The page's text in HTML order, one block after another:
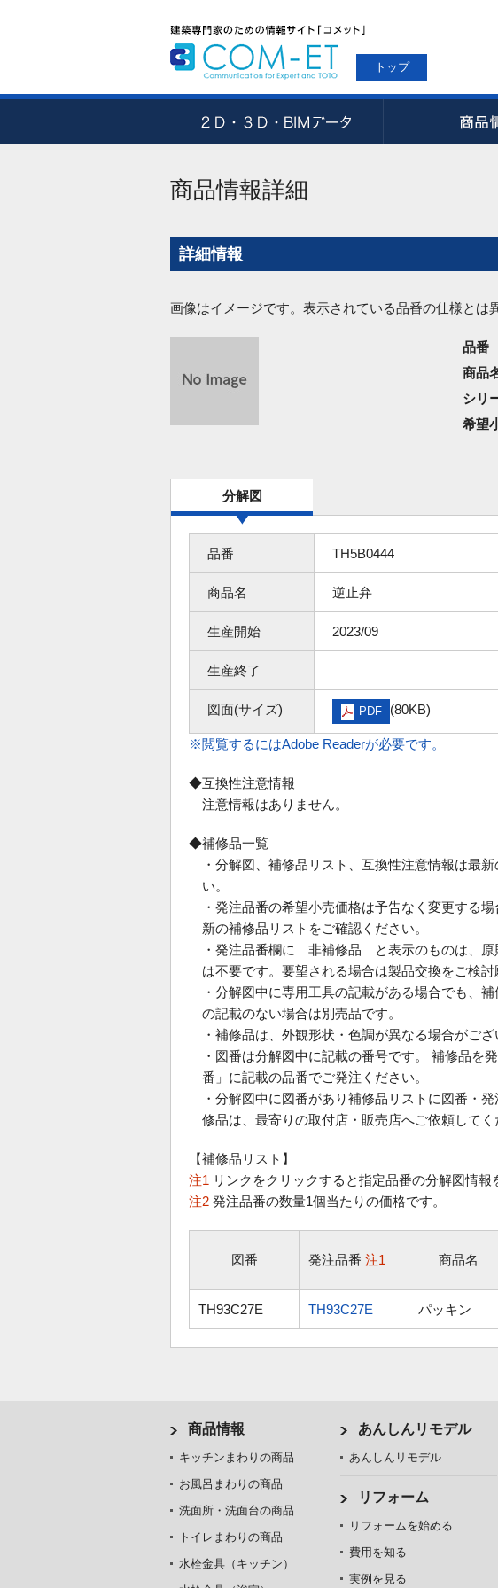
トップ
商品情報詳細
詳細情報
画像はイメージです。表示されている品番の仕様とは
品番
商品
シリ
希望
分解図
品番 TH5B0444
商品名 逆止弁
生産開始 2023/09
生産終了
図面(サイズ) PDF (80KB)
※閲覧するにはAdobe Readerが必要です。
◆互換性注意情報
注意情報はありません。
◆補修品一覧
・分解図、補修品リスト、互換性注意情報は最
い。
・発注品番の希望小売価格は予告なく変更する
新の補修品リストをご確認ください。
・発注品番欄に 非補修品 と表示のものは、原
は不要です。要望される場合は製品交換をご検討
・分解図中に専用工具の記載がある場合でも、
の記載のない場合は別売品です。
・補修品は、外観形状・色調が異なる場合がござ
・図番は分解図中に記載の番号です。 補修品を
番」に記載の品番でご発注ください。
・分解図中に図番があり補修品リストに図番・
修品は、最寄りの取付店・販売店へご依頼してく
【補修品リスト】
注1 リンクをクリックすると指定品番の分解図情報
注2 発注品番の数量1個当たりの価格です。
図番 発注品番 注1 商品名
TH93C27E TH93C27E パッキン
商品情報
キッチンまわりの商品
お風呂まわりの商品
洗面所・洗面台の商品
トイレまわりの商品
水栓金具（キッチン）
あんしんリモデル
あんしんリモデル
リフォーム
リフォームを始める
費用を知る
実例を見る